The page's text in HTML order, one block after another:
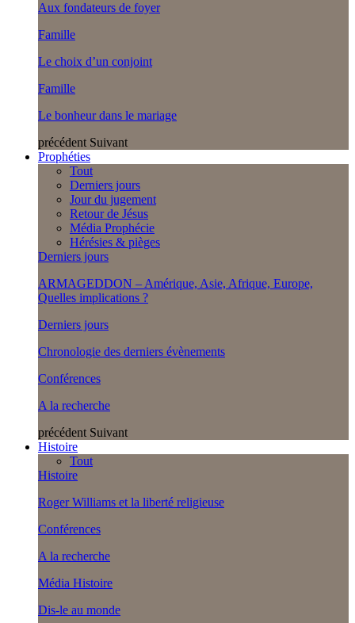
Aux fondateurs de foyer
Famille
Le choix d’un conjoint
Famille
Le bonheur dans le mariage
précédent Suivant
Prophéties
Tout
Derniers jours
Jour du jugement
Retour de Jésus
Média Prophécie
Hérésies & pièges
Derniers jours
ARMAGEDDON – Amérique, Asie, Afrique, Europe,
Quelles implications ?
Derniers jours
Chronologie des derniers évènements
Conférences
A la recherche
précédent Suivant
Histoire
Tout
Histoire
Roger Williams et la liberté religieuse
Conférences
A la recherche
Média Histoire
Dis-le au monde